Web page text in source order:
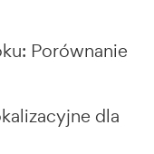
Porównanie
dla